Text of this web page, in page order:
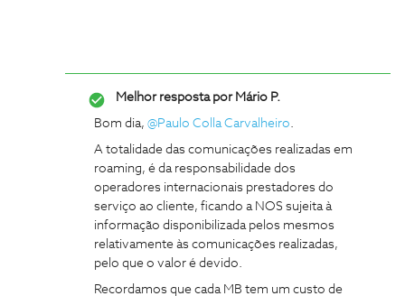
Melhor resposta porMário P.
Bom dia, ​ @Paulo Colla Carvalheiro.
A totalidade das comunicações realizadas em
roaming, é da responsabilidade dos
operadores internacionais prestadores do
serviço ao cliente, ficando a NOS sujeita à
informação disponibilizada pelos mesmos
relativamente às comunicações realizadas,
pelo que o valor é devido.
Recordamos que cada MB tem um custo de